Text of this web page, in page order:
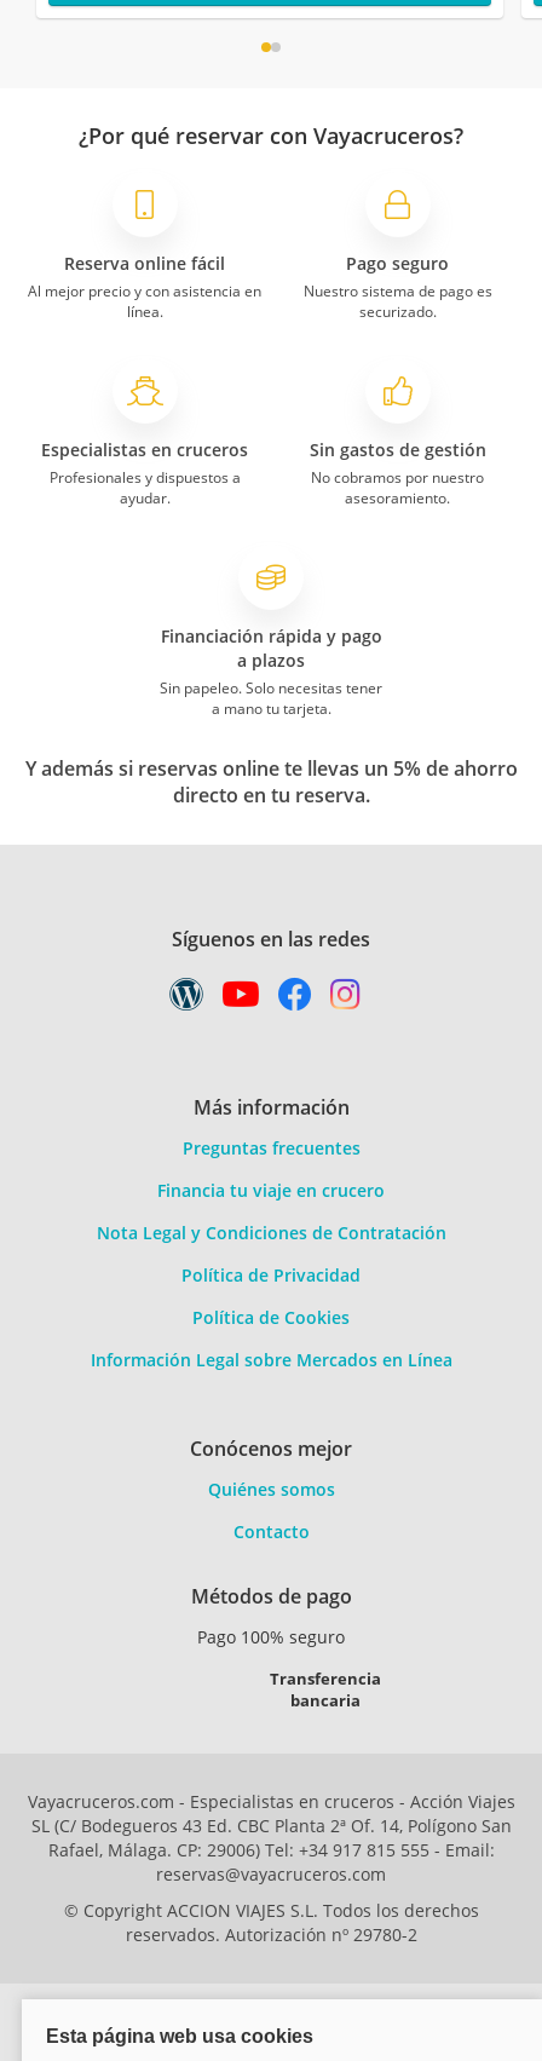
¿Por qué reservar con Vayacruceros?
Reserva online fácil
Al mejor precio y con asistencia en
línea.
Pago seguro
Nuestro sistema de pago es
securizado.
Especialistas en cruceros
Profesionales y dispuestos a
ayudar.
Sin gastos de gestión
No cobramos por nuestro
asesoramiento.
Financiación rápida y pago
a plazos
Sin papeleo. Solo necesitas tener
a mano tu tarjeta.
Y además si reservas online te llevas un 5% de ahorro
directo en tu reserva.
Síguenos en las redes
Más información
Preguntas frecuentes
Financia tu viaje en crucero
Nota Legal y Condiciones de Contratación
Política de Privacidad
Política de Cookies
Información Legal sobre Mercados en Línea
Conócenos mejor
Quiénes somos
Contacto
Métodos de pago
Pago 100% seguro
Transferencia
bancaria
Vayacruceros.com - Especialistas en cruceros - Acción Viajes
SL (C/ Bodegueros 43 Ed. CBC Planta 2ª Of. 14, Polígono San
Rafael, Málaga. CP: 29006) Tel: +34 917 815 555 - Email:
reservas@vayacruceros.com
© Copyright ACCION VIAJES S.L. Todos los derechos
reservados. Autorización nº 29780-2